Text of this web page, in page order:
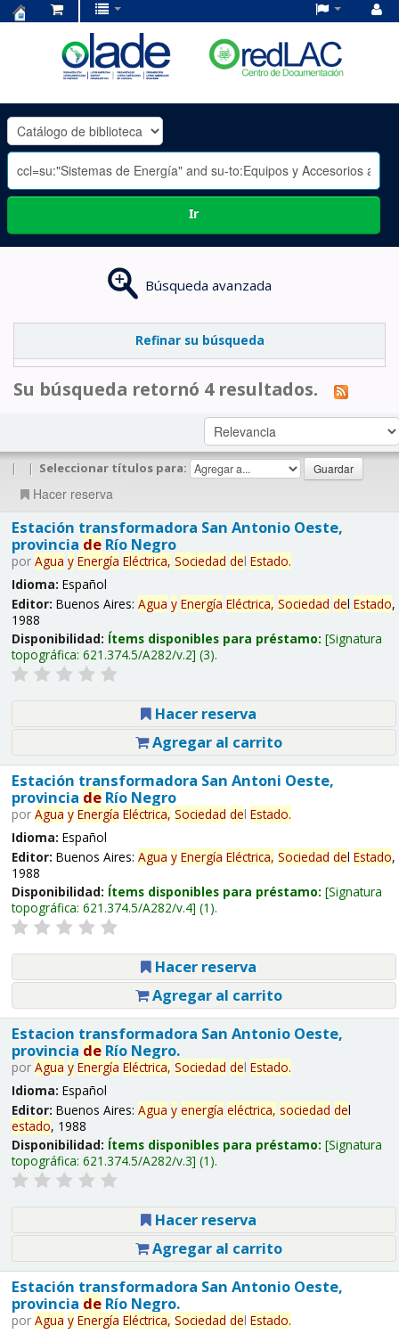
OLADE
-
Ir
Búsqueda avanzada
Refinar su búsqueda
Su búsqueda retornó 4 resultados.
| | Seleccionar títulos para:
Hacer reserva
Estación transformadora San Antonio Oeste,
provincia deRío Negro
por Agua y Energía Eléctrica, Sociedad del Estado.
Idioma: Español
Editor: Buenos Aires: Agua y Energía Eléctrica, Sociedad del Estado,
1988
Disponibilidad: Ítems disponibles para préstamo: Signatura
topográfica: 621.374.5/A282/v.2 (3).
Hacer reserva
Agregar al carrito
Estación transformadora San Antoni Oeste,
provincia deRío Negro
por Agua y Energía Eléctrica, Sociedad del Estado.
Idioma: Español
Editor: Buenos Aires: Agua y Energía Eléctrica, Sociedad del Estado,
1988
Disponibilidad: Ítems disponibles para préstamo: Signatura
topográfica: 621.374.5/A282/v.4 (1).
Hacer reserva
Agregar al carrito
Estacion transformadora San Antonio Oeste,
provincia deRío Negro.
por Agua y Energía Eléctrica, Sociedad del Estado.
Idioma: Español
Editor: Buenos Aires: Agua y energía eléctrica, sociedad del
estado, 1988
Disponibilidad: Ítems disponibles para préstamo: Signatura
topográfica: 621.374.5/A282/v.3 (1).
Hacer reserva
Agregar al carrito
Estación transformadora San Antonio Oeste,
provincia deRío Negro.
por Agua y Energía Eléctrica, Sociedad del Estado.